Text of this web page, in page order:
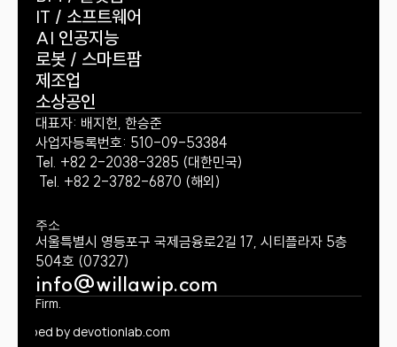
IT / 소프트웨어
AI 인공지능
로봇 / 스마트팜
제조업
소상공인
info@willawip.com
대표자: 배지헌, 한승준
사업자등록번호: 510-09-53384
Tel. +82 2-2038-3285 (대한민국)
Tel. +82 2-3782-6870 (해외)
주소
서울특별시 영등포구 국제금융로2길 17, 시티플라자 5층
504호 (07327)
Law Firm.
by devotionlab.com